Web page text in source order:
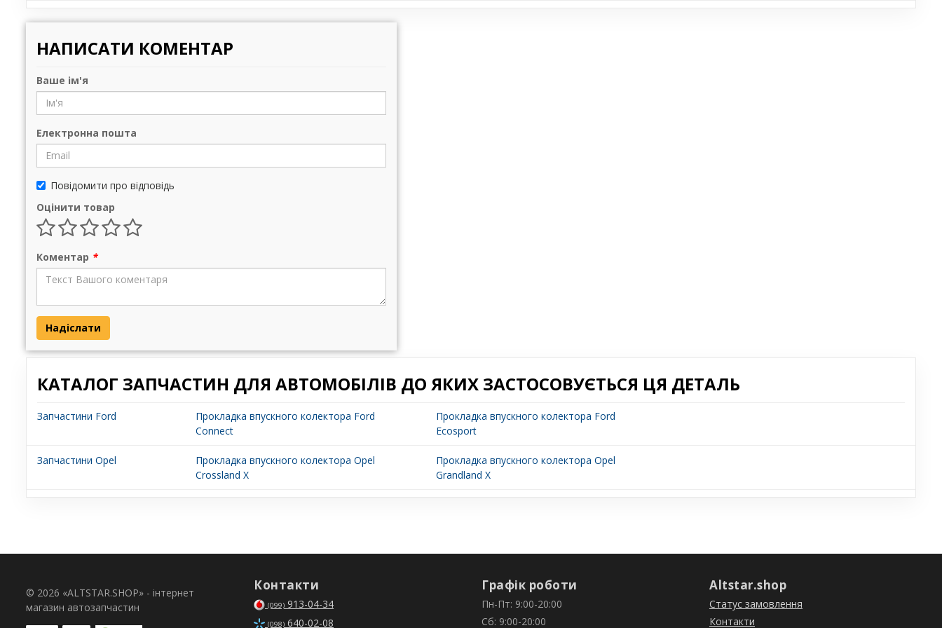
НАПИСАТИ КОМЕНТАР
Ваше ім'я
Електронна пошта
Повідомити про відповідь
Оцінити товар
Коментар *
Надіслати
КАТАЛОГ ЗАПЧАСТИН ДЛЯ АВТОМОБІЛІВ ДО ЯКИХ ЗАСТОСОВУЄТЬСЯ ЦЯ ДЕТАЛЬ
Запчастини Ford
Прокладка впускного колектора Ford
Connect
Прокладка впускного колектора Ford
Ecosport
Запчастини Opel
Прокладка впускного колектора Opel
Crossland X
Прокладка впускного колектора Opel
Grandland X
© 2026 «ALTSTAR.SHOP» - інтернет
магазин автозапчастин
Контакти
(099) 913-04-34
(098) 640-02-08
Графік роботи
Пн-Пт: 9:00-20:00
Сб: 9:00-20:00
Altstar.shop
Статус замовлення
Контакти